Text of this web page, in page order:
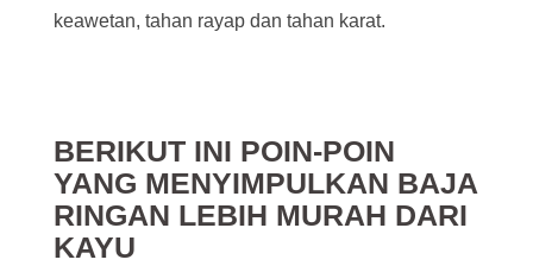
keawetan, tahan rayap dan tahan karat.
BERIKUT INI POIN-POIN
YANG MENYIMPULKAN BAJA
RINGAN LEBIH MURAH DARI
KAYU